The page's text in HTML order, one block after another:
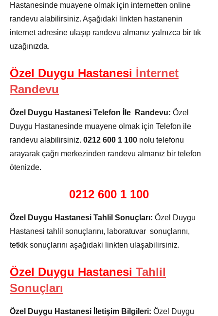
Hastanesinde muayene olmak için internetten online
randevu alabilirsiniz. Aşağıdaki linkten hastanenin
internet adresine ulaşıp randevu almanız yalnızca bir tık
uzağınızda.
Özel Duygu Hastanesi İnternet
Randevu
Özel Duygu Hastanesi Telefon İle Randevu: Özel
Duygu Hastanesinde muayene olmak için Telefon ile
randevu alabilirsiniz. 0212 600 1 100 nolu telefonu
arayarak çağrı merkezinden randevu almanız bir telefon
ötenizde.
0212 600 1 100
Özel Duygu Hastanesi Tahlil Sonuçları: Özel Duygu
Hastanesi tahlil sonuçlarını, laboratuvar sonuçlarını,
tetkik sonuçlarını aşağıdaki linkten ulaşabilirsiniz.
Özel Duygu Hastanesi Tahlil
Sonuçları
Özel Duygu Hastanesi İletişim Bilgileri: Özel Duygu